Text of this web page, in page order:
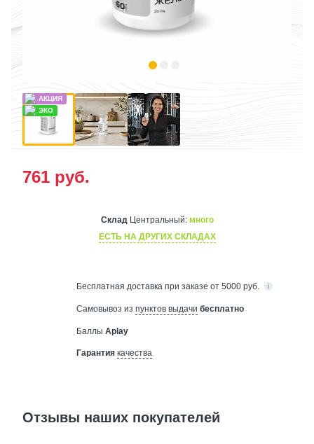
761 руб.
СкладЦентральный: много
ЕСТЬ НА ДРУГИХ СКЛАДАХ
Бесплатная доставка при заказе от 5000 руб.
Самовывоз из пунктов выдачи бесплатно
Баллы Aplay
Гарантия качества
Отзывы наших покупателей